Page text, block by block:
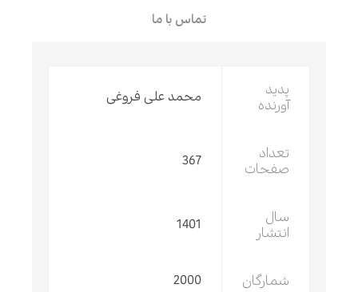
تماس با ما
پدید
آورنده
محمد علی فروغی
تعداد
صفحات
367
سال
انتشار
1401
شمارگان 2000